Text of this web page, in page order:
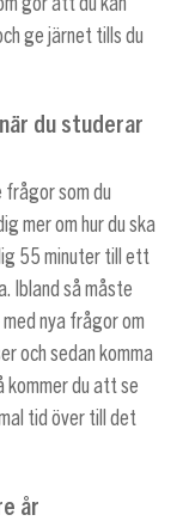
ge järnet tills du
du studerar
frågor som du
mer om hur du ska
55 minuter till ett
Ibland så måste
nya frågor om
och sedan komma
kommer du att se
tid över till det
år